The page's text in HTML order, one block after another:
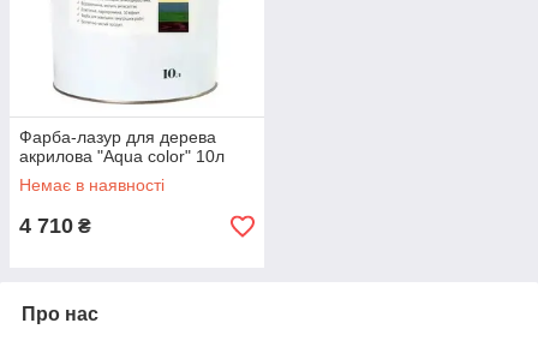
Фарба-лазур для дерева
акрилова "Aqua color" 10л
Немає в наявності
4 710 ₴
Про нас